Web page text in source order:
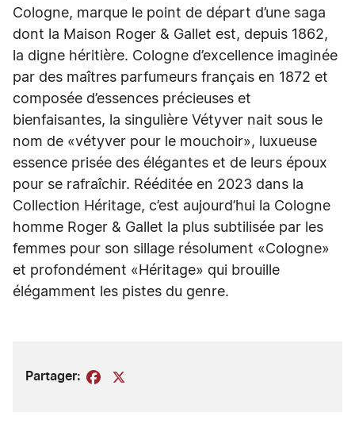
Cologne, marque le point de départ d’une saga
dont la Maison Roger & Gallet est, depuis 1862,
la digne héritière. Cologne d’excellence imaginée
par des maîtres parfumeurs français en 1872 et
composée d’essences précieuses et
bienfaisantes, la singulière Vétyver nait sous le
nom de «vétyver pour le mouchoir», luxueuse
essence prisée des élégantes et de leurs époux
pour se rafraîchir. Rééditée en 2023 dans la
Collection Héritage, c’est aujourd’hui la Cologne
homme Roger & Gallet la plus subtilisée par les
femmes pour son sillage résolument «Cologne»
et profondément «Héritage» qui brouille
élégamment les pistes du genre.
Partager: Facebook